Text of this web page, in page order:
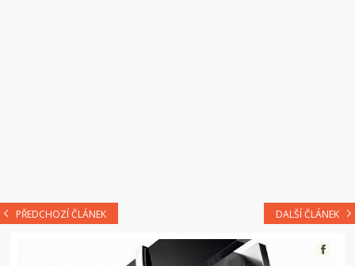
PŘEDCHOZÍ ČLÁNEK DALŠÍ ČLÁNEK